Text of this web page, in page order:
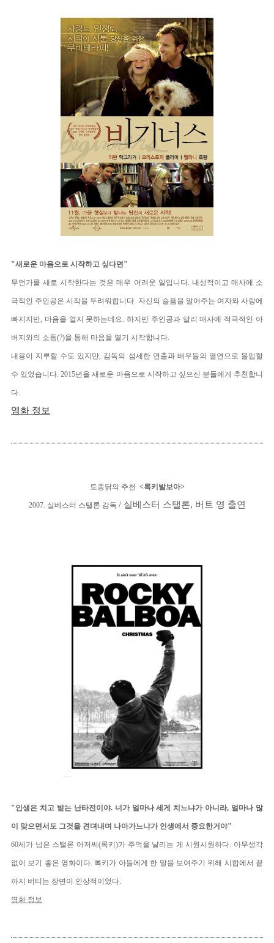
"새로운 마음으로 시작하고 싶다면"
무언가를 새로 시작한다는 것은 매우 어려운 일입니다. 내성적이고 매사에 소
극적인 주인공은 시작을 두려워합니다. 자신의 슬픔을 알아주는 여자와 사랑에
빠지지만, 마음을 열지 못하는데요. 하지만 주인공과 달리 매사에 적극적인 아
버지와의 소통(?)을 통해 마음을 열기 시작합니다.
내용이 지루할 수도 있지만, 감독의 섬세한 연출과 배우들의 열연으로 몰입할
수 있었습니다. 2015년을 새로운 마음으로 시작하고 싶으신 분들에게 추천합니
다.
영화 정보
토종닭의 추천 <록키발보아>
2007. 실베스터 스탤론 감독 / 실베스터 스탤론, 버트 영 출연
"인생은 치고 받는 난타전이야. 너가 얼마나 세게 치느냐가 아니라, 얼마나 많
이 맞으면서도 그것을 견뎌내며 나아가느냐가 인생에서 중요한거야"
60세가 넘은 스탤론 아저씨(록키)가 주먹을 날리는 게 시원시원하다. 아무생각
없이 보기 좋은 영화이다. 록키가 아들에게 한 말을 보여주기 위해 시합에서 끝
까지 버티는 장면이 인상적이었다.
영화 정보